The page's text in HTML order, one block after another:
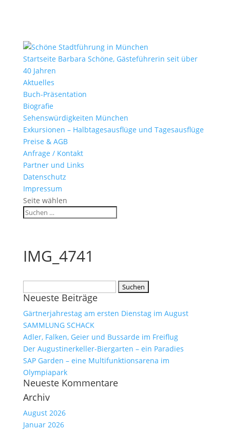
Startseite Barbara Schöne, Gästeführerin seit über
40 Jahren
Aktuelles
Buch-Präsentation
Biografie
Sehenswürdigkeiten München
Exkursionen – Halbtagesausflüge und Tagesausflüge
Preise & AGB
Anfrage / Kontakt
Partner und Links
Datenschutz
Impressum
Seite wählen
IMG_4741
nach:
Neueste Beiträge
Gärtnerjahrestag am ersten Dienstag im August
SAMMLUNG SCHACK
Adler, Falken, Geier und Bussarde im Freiflug
Der Augustinerkeller-Biergarten – ein Paradies
SAP Garden – eine Multifunktionsarena im
Olympiapark
Neueste Kommentare
Archiv
August 2026
Januar 2026